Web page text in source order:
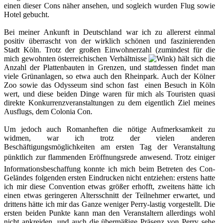
einen dieser Cons näher ansehen, und sogleich wurden Flug sowie
Hotel gebucht.
Bei meiner Ankunft in Deutschland war ich zu allererst einmal
positiv überrascht von der wirklich schönen und faszinierenden
Stadt Köln. Trotz der großen Einwohnerzahl (zumindest für die
mich gewohnten österreichischen Verhältnisse
) hält sich die
Anzahl der Plattenbauten in Grenzen, und stattdessen findet man
viele Grünanlagen, so etwa auch den Rheinpark. Auch der Kölner
Zoo sowie das Odysseum sind schon fast einen Besuch in Köln
wert, und diese beiden Dinge waren für mich als Touristen quasi
direkte Konkurrenzveranstaltungen zu dem eigentlich Ziel meines
Ausflugs, dem Colonia Con.
Um jedoch auch Romanheften die nötige Aufmerksamkeit zu
widmen, war ich trotz der vielen anderen
Beschäftigungsmöglichkeiten am ersten Tag der Veranstaltung
pünktlich zur flammenden Eröffnungsrede anwesend. Trotz einiger
Informationsbeschaffung konnte ich mich beim Betreten des Con-
Geländes folgenden ersten Eindrucken nicht entziehen: erstens hatte
ich mir diese Convention etwas größer erhofft, zweitens hätte ich
einen etwas geringeren Altersschnitt der Teilnehmer erwartet, und
drittens hätte ich mir das Ganze weniger Perry-lastig vorgestellt. Die
ersten beiden Punkte kann man den Veranstaltern allerdings wohl